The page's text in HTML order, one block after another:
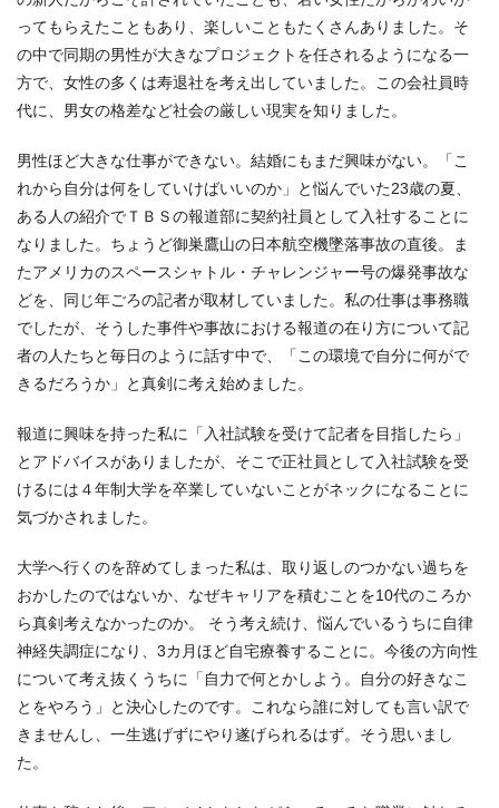
ってもらえたこともあり、楽しいこともたくさんありました。そ
の中で同期の男性が大きなプロジェクトを任されるようになる一
方で、女性の多くは寿退社を考え出していました。この会社員時
代に、男女の格差など社会の厳しい現実を知りました。
男性ほど大きな仕事ができない。結婚にもまだ興味がない。「こ
れから自分は何をしていけばいいのか」と悩んでいた23歳の夏、
ある人の紹介でＴＢＳの報道部に契約社員として入社することに
なりました。ちょうど御巣鷹山の日本航空機墜落事故の直後。ま
たアメリカのスペースシャトル・チャレンジャー号の爆発事故な
どを、同じ年ごろの記者が取材していました。私の仕事は事務職
でしたが、そうした事件や事故における報道の在り方について記
者の人たちと毎日のように話す中で、「この環境で自分に何がで
きるだろうか」と真剣に考え始めました。
報道に興味を持った私に「入社試験を受けて記者を目指したら」
とアドバイスがありましたが、そこで正社員として入社試験を受
けるには４年制大学を卒業していないことがネックになることに
気づかされました。
大学へ行くのを辞めてしまった私は、取り返しのつかない過ちを
おかしたのではないか、なぜキャリアを積むことを10代のころか
ら真剣考えなかったのか。 そう考え続け、悩んでいるうちに自律
神経失調症になり、3カ月ほど自宅療養することに。今後の方向性
について考え抜くうちに「自力で何とかしよう。自分の好きなこ
とをやろう」と決心したのです。これなら誰に対しても言い訳で
きませんし、一生逃げずにやり遂げられるはず。そう思いまし
た。